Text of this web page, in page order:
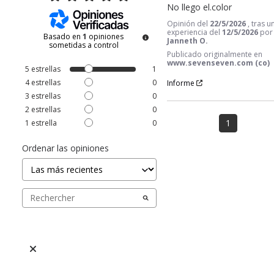
Basado en1 opiniones
sometidas a control
5 estrellas
1
4estrellas
0
3 estrellas
0
2 estrellas
0
1 estrella 0
Ordenar las opiniones
No llego el.color
Opinión del 22/5/2026 , tras
experiencia del12/5/2026 por
Janneth O.
Publicado originalmente en
www.sevenseven.com (co)
Informe
1